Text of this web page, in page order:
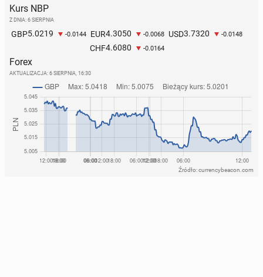
Kurs NBP
Z DNIA: 6 SIERPNIA
GBP5.0219 -0.0144 EUR4.3050 -0.0068 USD3.7320 -0.0148
CHF4.6080 -0.0164
Forex
AKTUALIZACJA: 6 SIERPNIA, 16:30
Źródło: currencybeacon.com